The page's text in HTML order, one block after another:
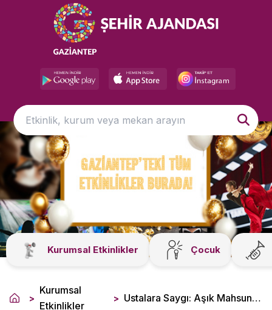
Kurumsal Etkinlikler Çocuk
>
Kurumsal
Etkinlikler
> Ustalara Saygı: Aşık Mahsuni Şerif Konseri